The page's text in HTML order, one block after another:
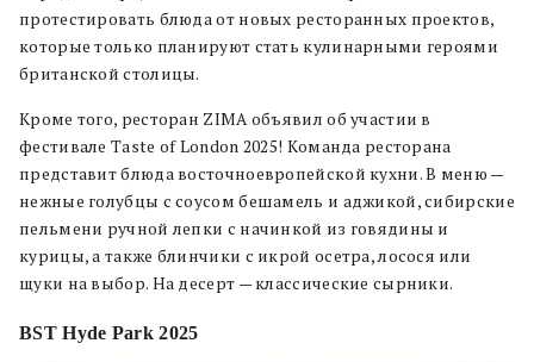
протестировать блюда от новых ресторанных проектов,
которые только планируют стать кулинарными героями
британской столицы.
Кроме того, ресторан ZIMA объявил об участии в
фестивале Taste of London 2025! Команда ресторана
представит блюда восточноевропейской кухни. В меню —
нежные голубцы с соусом бешамель и аджикой, сибирские
пельмени ручной лепки с начинкой из говядины и
курицы, а также блинчики с икрой осетра, лосося или
щуки на выбор. На десерт — классические сырники.
BST Hyde Park 2025